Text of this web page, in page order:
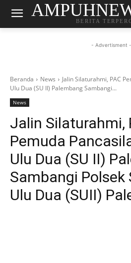
BERITA
- Advertisment -
Beranda News
Jalin Silaturahmi, PAC
Ulu Dua (SU II) Palembang Sambangi...
News
Jalin Silaturahmi,
Pemuda
Ulu Dua (SU II)
Sambangi Polsek
Ulu Dua (SUII)